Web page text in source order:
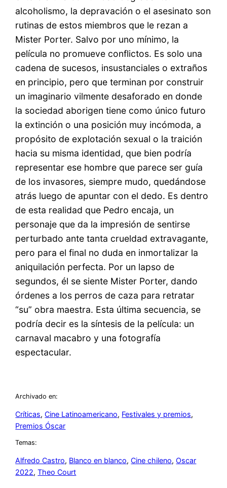
alcoholismo, la depravación o el asesinato son
rutinas de estos miembros que le rezan a
Mister Porter. Salvo por uno mínimo, la
película no promueve conflictos. Es solo una
cadena de sucesos, insustanciales o extraños
en principio, pero que terminan por construir
un imaginario vilmente desaforado en donde
la sociedad aborigen tiene como único futuro
la extinción o una posición muy incómoda, a
propósito de explotación sexual o la traición
hacia su misma identidad, que bien podría
representar ese hombre que parece ser guía
de los invasores, siempre mudo, quedándose
atrás luego de apuntar con el dedo. Es dentro
de esta realidad que Pedro encaja, un
personaje que da la impresión de sentirse
perturbado ante tanta crueldad extravagante,
pero para el final no duda en inmortalizar la
aniquilación perfecta. Por un lapso de
segundos, él se siente Mister Porter, dando
órdenes a los perros de caza para retratar
“su” obra maestra. Esta última secuencia, se
podría decir es la síntesis de la película: un
carnaval macabro y una fotografía
espectacular.
Archivado en:
Críticas, Cine Latinoamericano, Festivales y premios
Premios Óscar
Temas:
Alfredo Castro, Blanco en blanco, Cine chileno, Oscar
2022, Theo Court